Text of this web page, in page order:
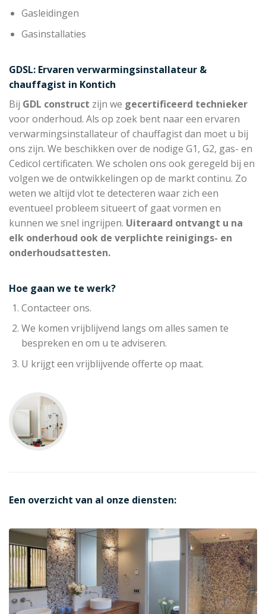
Gasleidingen
Gasinstallaties
GDSL: Ervaren verwarmingsinstallateur &
chauffagist in Kontich
Bij GDL construct zijn we gecertificeerd technieker
voor onderhoud. Als op zoek bent naar een ervaren
verwarmingsinstallateur of chauffagist dan moet u bij
ons zijn. We beschikken over de nodige G1, G2, gas- en
Cedicol certificaten. We scholen ons ook geregeld bij en
volgen we de ontwikkelingen op de markt continu. Zo
weten we altijd vlot te detecteren waar zich een
eventueel probleem situeert of gaat vormen en
kunnen we snel ingrijpen. Uiteraard ontvangt u na
elk onderhoud ook de verplichte reinigings- en
onderhoudsattesten.
Hoe gaan we te werk?
Contacteer ons.
We komen vrijblijvend langs om alles samen te
bespreken en om u te adviseren.
U krijgt een vrijblijvende offerte op maat.
Een overzicht van al onze diensten: